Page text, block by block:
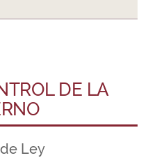
DE LA
Ley